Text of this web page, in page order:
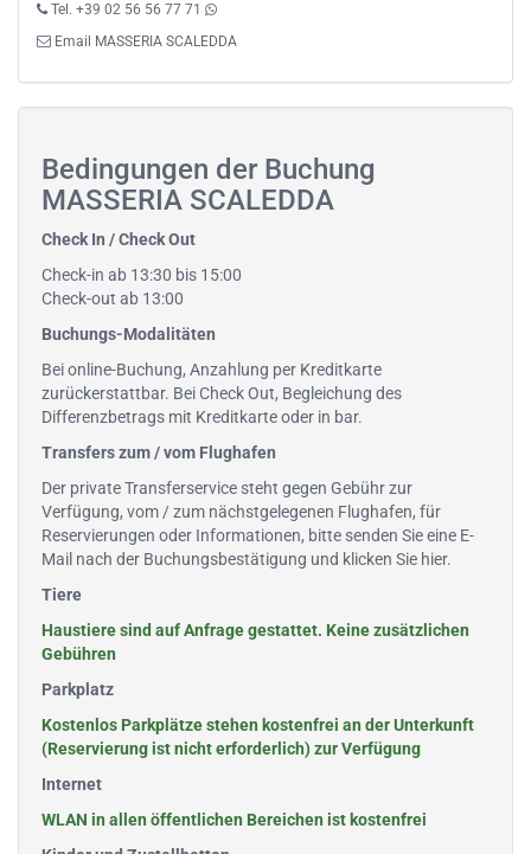
Tel. +39 02 56 56 77 71
Email MASSERIA SCALEDDA
Bedingungen der Buchung
MASSERIA SCALEDDA
Check In / Check Out
Check-in ab 13:30 bis 15:00
Check-out ab 13:00
Buchungs-Modalitäten
Bei online-Buchung, Anzahlung per Kreditkarte
zurückerstattbar. Bei Check Out, Begleichung des
Differenzbetrags mit Kreditkarte oder in bar.
Transfers zum / vom Flughafen
Der private Transferservice steht gegen Gebühr zur
Verfügung, vom / zum nächstgelegenen Flughafen, für
Reservierungen oder Informationen, bitte senden Sie eine E-
Mail nach der Buchungsbestätigung und klicken Sie hier.
Tiere
Haustiere sind auf Anfrage gestattet. Keine zusätzlichen
Gebühren
Parkplatz
Kostenlos Parkplätze stehen kostenfrei an der Unterkunft
(Reservierung ist nicht erforderlich) zur Verfügung
Internet
WLAN in allen öffentlichen Bereichen ist kostenfrei